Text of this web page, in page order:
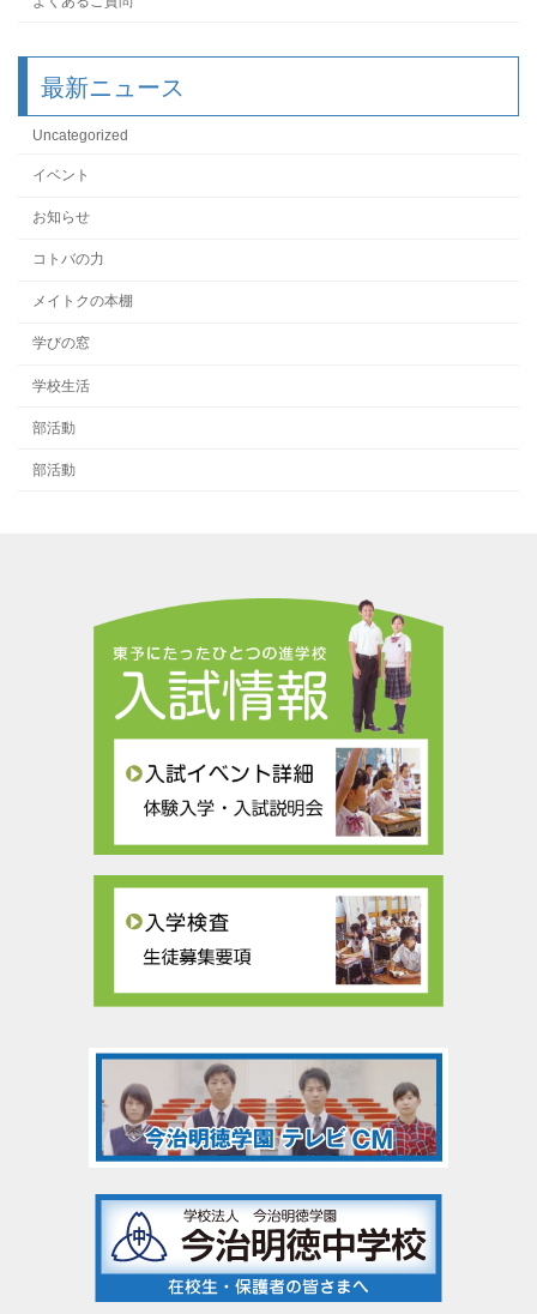
最新ニュース
Uncategorized
イベント
お知らせ
コトバの力
メイトクの本棚
学びの窓
学校生活
部活動
部活動